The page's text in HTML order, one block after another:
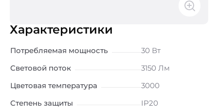
Характеристики
Потребляемая мощность
30 Вт
Световой поток
3150 Лм
Цветовая температура
3000
Степень защиты
IP20